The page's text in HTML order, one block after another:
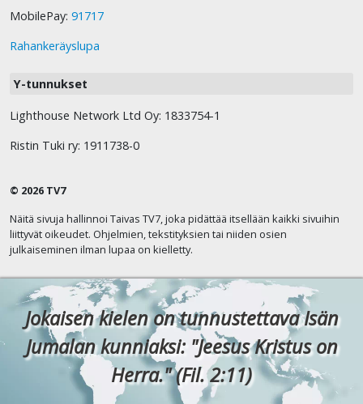
MobilePay: 91717
Rahankeräyslupa
Y-tunnukset
Lighthouse Network Ltd Oy: 1833754-1
Ristin Tuki ry: 1911738-0
© 2026 TV7
Näitä sivuja hallinnoi Taivas TV7, joka pidättää itsellään kaikki sivuihin
liittyvät oikeudet. Ohjelmien, tekstityksien tai niiden osien
julkaiseminen ilman lupaa on kielletty.
Jokaisen kielen on tunnustettava Isän
Jumalan kunniaksi: "Jeesus Kristus on
Herra." (Fil. 2:11)